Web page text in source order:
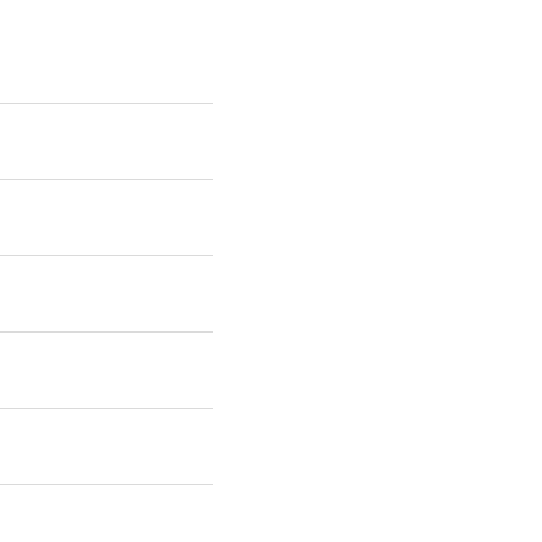
Probepaket selbst
in der Ihr alle
So kannst du es
Uns einfach
desto
den Konfigurator.
Kreativität freien Lauf
Informationen,
Zusätzlich bieten wir
abgeschlossen
WhatsApp